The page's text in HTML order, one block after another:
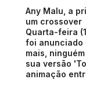
Any Malu, a
um crossover
Quarta-feira
foi anunciado
mais,
sua versão
animação